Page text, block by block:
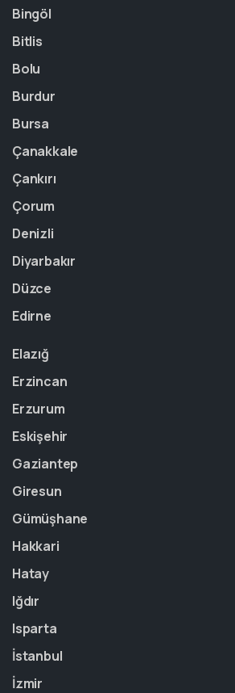
Bingöl
Bitlis
Bolu
Burdur
Bursa
Çanakkale
Çankırı
Çorum
Denizli
Diyarbakır
Düzce
Edirne
Elazığ
Erzincan
Erzurum
Eskişehir
Gaziantep
Giresun
Gümüşhane
Hakkari
Hatay
Iğdır
Isparta
İstanbul
İzmir